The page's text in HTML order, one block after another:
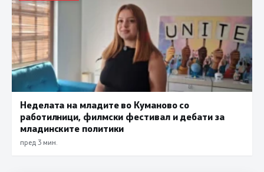
Неделата на младите во Куманово со
работилници, филмски фестивал и дебати за
младинските политики
пред 3 мин.